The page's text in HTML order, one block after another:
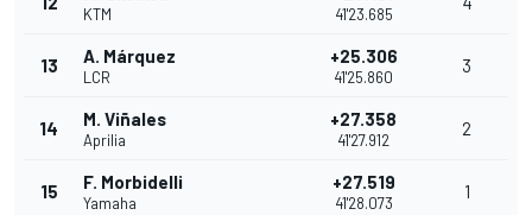
KTM 41'23.685
13 A. Márquez
LCR
+25.306
41'25.860
3
14 M. Viñales
Aprilia
+27.358
41'27.912
2
15 F. Morbidelli
Yamaha
+27.519
41'28.073
1